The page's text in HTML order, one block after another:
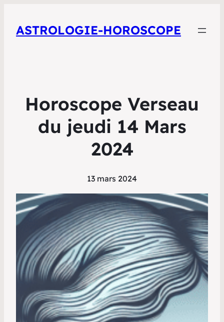
ASTROLOGIE-HOROSCOPE
Horoscope Verseau
du jeudi 14 Mars
2024
13 mars 2024